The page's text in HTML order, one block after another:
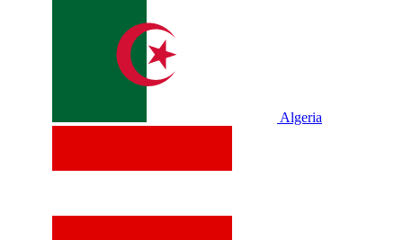
Algeria